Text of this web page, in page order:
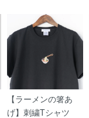
【ラーメンの箸あ
げ】刺繍Tシャツ